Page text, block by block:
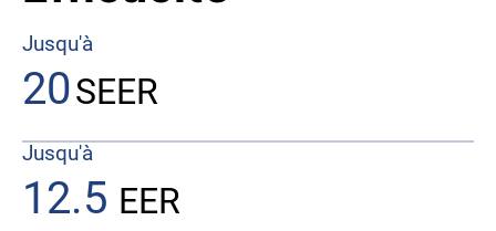
Jusqu'à
20SEER
Jusqu'à
12.5 EER